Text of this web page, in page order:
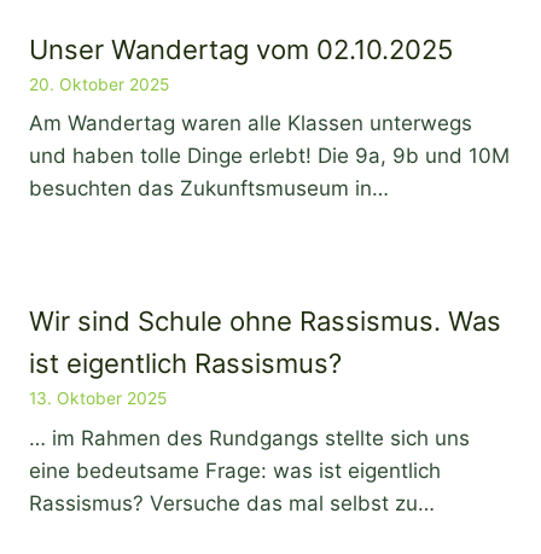
Unser Wandertag vom 02.10.2025
20. Oktober 2025
Am Wandertag waren alle Klassen unterwegs
und haben tolle Dinge erlebt! Die 9a, 9b und 10M
besuchten das Zukunftsmuseum in…
Wir sind Schule ohne Rassismus. Was
ist eigentlich Rassismus?
13. Oktober 2025
… im Rahmen des Rundgangs stellte sich uns
eine bedeutsame Frage: was ist eigentlich
Rassismus? Versuche das mal selbst zu…